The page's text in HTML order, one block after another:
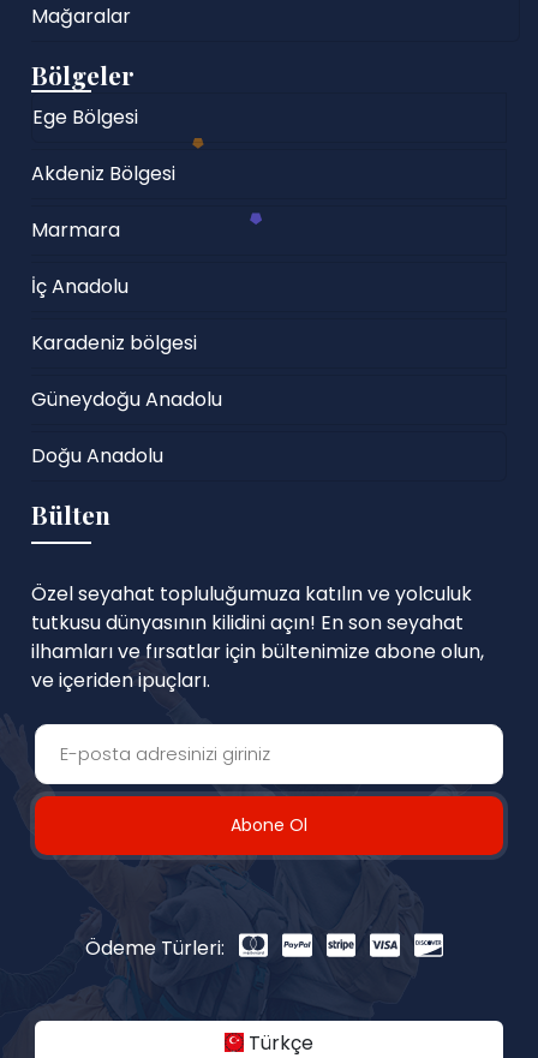
Mağaralar
Bölgeler
Ege Bölgesi
Akdeniz Bölgesi
Marmara
İç Anadolu
Karadeniz bölgesi
Güneydoğu Anadolu
Doğu Anadolu
Bülten
Özel seyahat topluluğumuza katılın ve yolculuk
tutkusu dünyasının kilidini açın! En son seyahat
ilhamları ve fırsatlar için bültenimize abone olun,
ve içeriden ipuçları.
Abone Ol
Ödeme Türleri:
Türkçe